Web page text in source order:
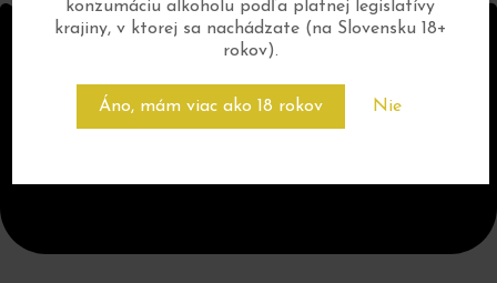
konzumáciu alkoholu podľa platnej legislatívy
krajiny, v ktorej sa nachádzate (na Slovensku 18+
rokov).
Áno, mám viac ako 18 rokov Nie